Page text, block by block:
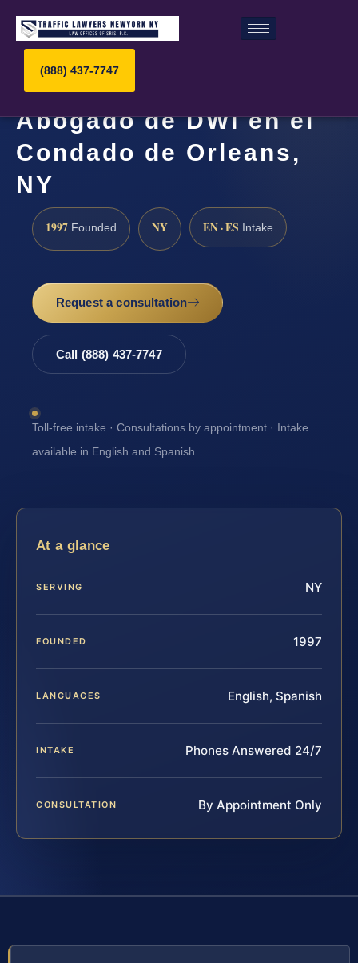
(888) 437-7747
Abogado de DWI en el
Condado de Orleans,
NY
1997 Founded NY EN · ES Intake
Request a consultation
Call (888) 437-7747
Toll-free intake · Consultations by appointment · Intake
available in English and Spanish
At a glance
SERVING NY
FOUNDED 1997
LANGUAGES English, Spanish
INTAKE Phones Answered 24/7
CONSULTATION By Appointment Only